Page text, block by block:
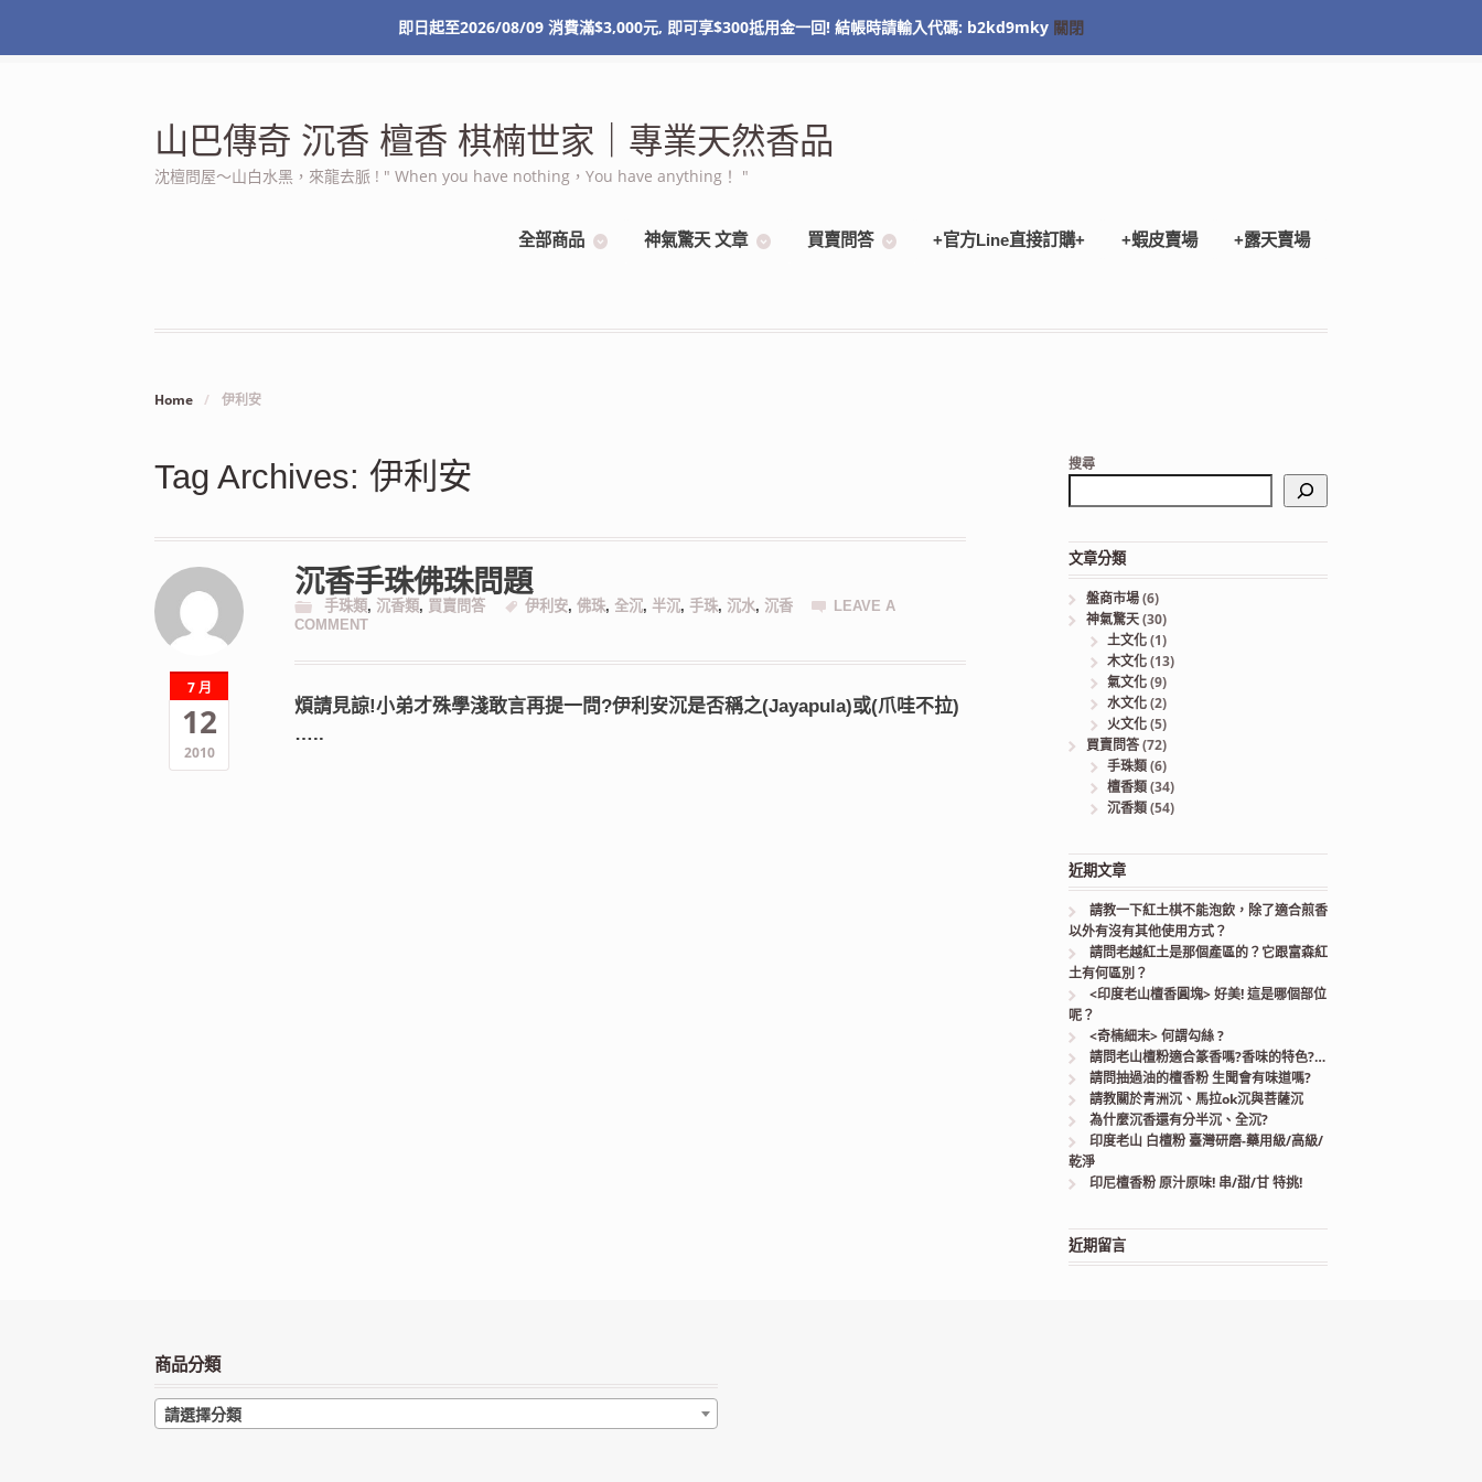
我的帳號 NT$0 0 items Checkout
山巴傳奇 沉香 檀香 棋楠世家｜專業天然香品
沈檀問屋～山白水黑，來龍去脈 ! " When you have nothing，You have anything！ "
全部商品 神氣驚天 文章 買賣問答 +官方Line直接訂購+ +蝦皮賣場 +露天賣場
Home / 伊利安
Tag Archives: 伊利安
7 月
12
2010
沉香手珠佛珠問題
手珠類,沉香類, 買賣問答 伊利安, 佛珠, 全沉, 半沉, 手珠, 沉水, 沉香
LEAVE A
COMMENT
煩請見諒!小弟才殊學淺敢言再提一問?伊利安沉是否稱之(Jayapula)或(爪哇不拉)
…..
搜尋
文章分類
盤商市場(6)
神氣驚天(30)
土文化(1)
木文化(13)
氣文化(9)
水文化(2)
火文化(5)
買賣問答(72)
手珠類(6)
檀香類(34)
沉香類(54)
近期文章
請教一下紅土棋不能泡飲，除了適合煎香
以外有沒有其他使用方式？
請問老越紅土是那個產區的？它跟富森紅
土有何區別？
<印度老山檀香圓塊> 好美! 這是哪個部位
呢？
<奇楠細末> 何謂勾絲 ?
請問老山檀粉適合篆香嗎?香味的特色?…
請問抽過油的檀香粉 生聞會有味道嗎?
請教關於青洲沉、馬拉ok沉與菩薩沉
為什麼沉香還有分半沉、全沉?
印度老山 白檀粉 臺灣研磨-藥用級/高級/
乾淨
印尼檀香粉 原汁原味! 串/甜/甘 特挑!
近期留言
商品分類
請選擇分類
即日起至2026/08/09 消費滿$3,000元, 即可享$300抵用金一回! 結帳時請輸入代碼: b2kd9mky 關閉